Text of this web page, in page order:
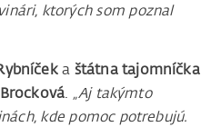
ktorých som poznal
a štátna tajomníčka
. „Aj takýmto
kde pomoc potrebujú.